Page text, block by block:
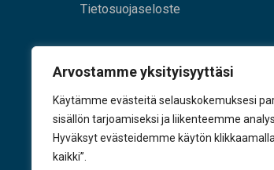
Arvostamme yksityisyyttäsi
Käytämme evästeitä selauskokemuksesi
sisällön tarjoamiseksi ja liikenteemme
Hyväksyt evästeidemme käytön
kaikki”.
Tietosuojaseloste
KÄY TYKKÄÄMÄSSÄ